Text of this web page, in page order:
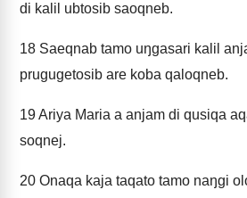
di kalil ubtosib saoqneb.
18 Saeqnab tamo uŋgasari kalil
prugugetosib are koba qaloqneb.
19Ariya Maria a anjam di qusiqa
soqnej.
20 Onaqa kaja taqato tamo naŋgi